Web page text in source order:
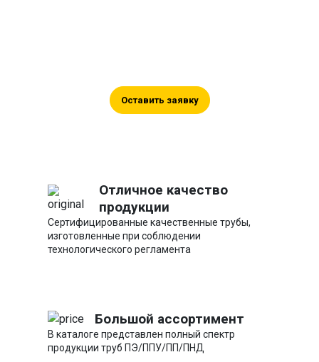
Оставить заявку
Отличное качество
продукции
Сертифицированные качественные трубы,
изготовленные при соблюдении
технологического регламента
Большой ассортимент
В каталоге представлен полный спектр
продукции труб ПЭ/ППУ/ПП/ПНД